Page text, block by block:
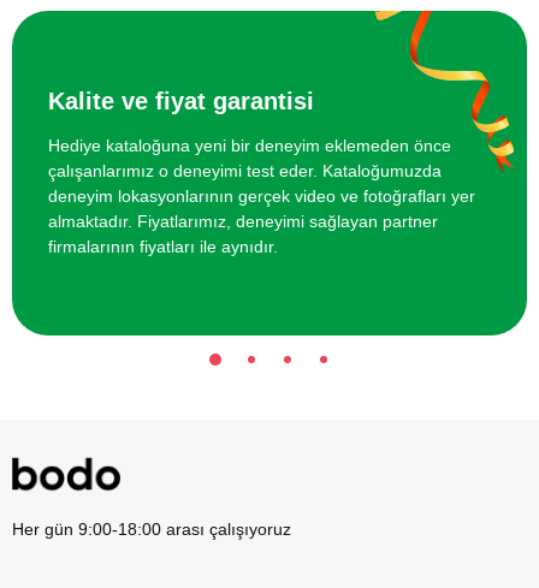
750 TL
Kalite ve fiyat garantisi
Hediye kataloğuna yeni bir deneyim eklemeden önce
çalışanlarımız o deneyimi test eder. Kataloğumuzda
deneyim lokasyonlarının gerçek video ve fotoğrafları yer
almaktadır. Fiyatlarımız, deneyimi sağlayan partner
firmalarının fiyatları ile aynıdır.
Her gün 9:00-18:00 arası çalışıyoruz